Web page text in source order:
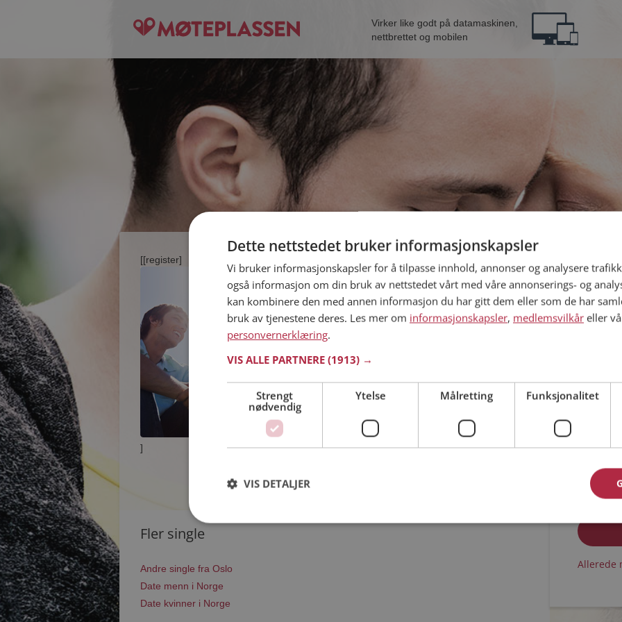
Virker like godt på datamaskinen,
nettbrettet og mobilen
[[register]
]
Fler single
Andre single fra Oslo
Date menn i Norge
Date kvinner i Norge
Jeg er en:
Jeg
Jeg
Allerede
Dette nettstedet bruker informasjonskapsler
Vi bruker informasjonskapsler for å tilpasse innhold, annonser og analysere
også informasjon om din bruk av nettstedet vårt med våre annonserings- og
kan kombinere den med annen informasjon du har gitt dem eller som de har
bruk av tjenestene deres. Les mer om informasjonskapsler, medlemsvilkår eller
personvernerklæring.
VIS ALLE PARTNERE (1913) →
Strengt
nødvendig
Ytelse Målretting Funksjonalitet
VIS DETALJER